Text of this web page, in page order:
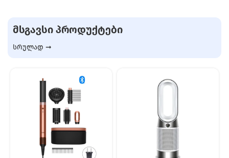
ᲛᲡᲒᲐᲕᲡᲘ ᲞᲠᲝᲓᲣᲥᲢᲔᲑᲘ
სრულად ➞